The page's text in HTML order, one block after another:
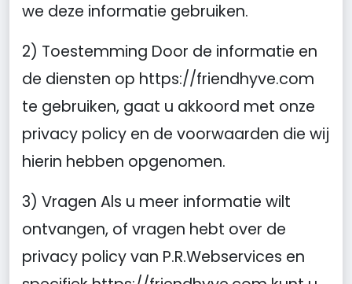
we deze informatie gebruiken.
2) Toestemming Door de informatie en
de diensten op https://friendhyve.com
te gebruiken, gaat u akkoord met onze
privacy policy en de voorwaarden die wij
hierin hebben opgenomen.
3) Vragen Als u meer informatie wilt
ontvangen, of vragen hebt over de
privacy policy van P.R.Webservices en